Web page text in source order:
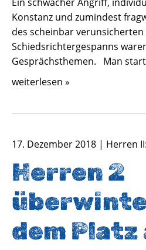
Konstanz und zumindest
des scheinbar verunsicherten
Schiedsrichtergespanns
Gesprächsthemen. Man
weiterlesen »
17. Dezember 2018 | Herren
Herren 2
dem Platz